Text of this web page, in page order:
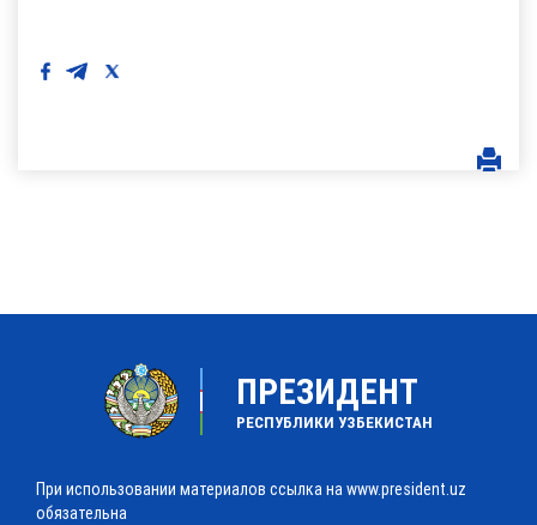
ПРЕЗИДЕНТ
РЕСПУБЛИКИ УЗБЕКИСТАН
При использовании материалов ссылка на www.president.uz
обязательна